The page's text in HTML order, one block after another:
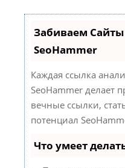
Забиваем
SeoHammer
Каждая ссылка
SeoHammer делает
вечные ссылки,
потенциал
Что умеет